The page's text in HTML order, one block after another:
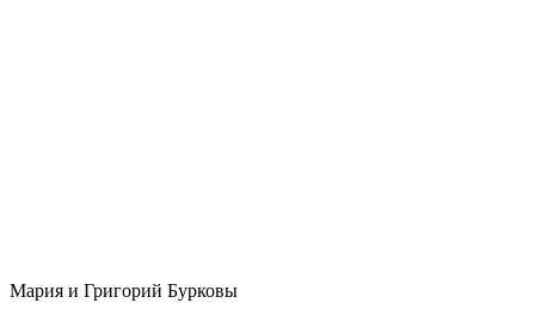
Мария и Григорий Бурковы